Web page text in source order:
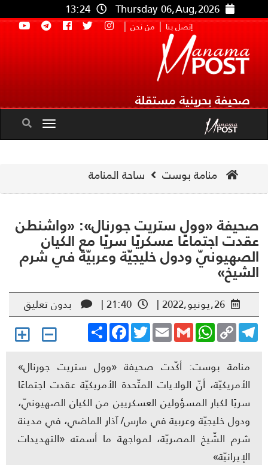
Thursday 06,Aug,2026
13:24
إتصل بنا | من نحن |
صحيفة بحرينية مستقلة
Toggle
navigation
منامة بوست ساحة المنامة
«وول ستريت جورنال»: «واشنطن
اجتماعًا عسكريًا سريًا مع الكيان
ودول خليجيّة وعربيّة في شرم
26,يونيو,2022 | 21:40 |
بدون تعليق
Share
FacebookTwitterEmailGmail
WhatsAppCopy
Link
منامة بوست: أكّدت صحيفة «وول ستريت جورنال»
الأمريكيّة، أنّ الولايات المتّحدة الأمريكيّة عقدت اجتماعًا
سريًا لكبار المسؤولين العسكريين من الكيان الصهيونيّ،
ودول خليجيّة وعربية في مارس/ آذار الماضي، في مدينة
شرم الشّيخ المصريّة، لمواجهة ما أسمته «التهديدات
الإيرانيّة»